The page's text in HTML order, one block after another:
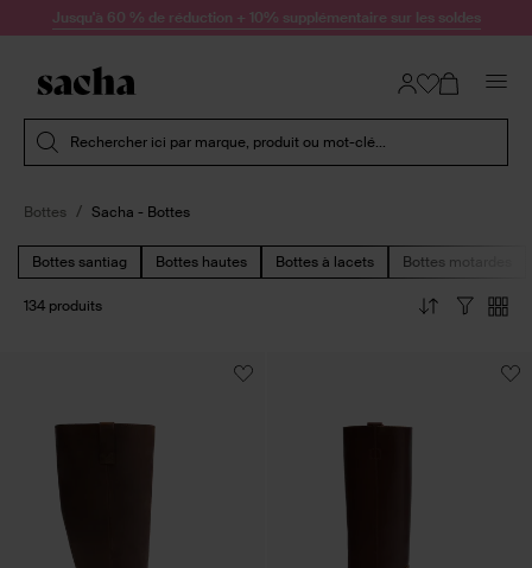
Passer au contenu
Jusqu'à 60 % de réduction + 10% supplémentaire sur les soldes
Rechercher ici par marque, produit ou mot-clé...
Bottes Sacha - Bottes
Bottes santiag Bottes hautes Bottes à lacets Bottes motardes
134 produits